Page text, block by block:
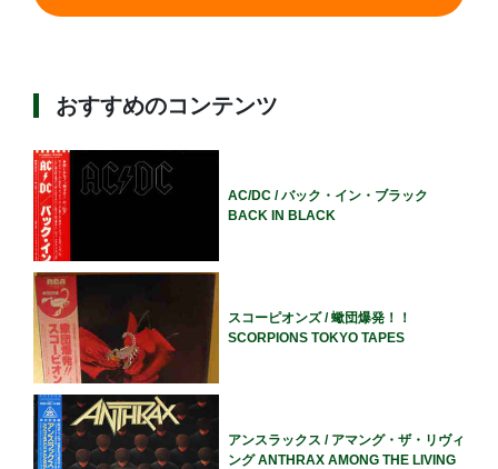
おすすめのコンテンツ
AC/DC / バック・イン・ブラック
BACK IN BLACK
スコーピオンズ / 蠍団爆発！！
SCORPIONS TOKYO TAPES
アンスラックス / アマング・ザ・リヴィ
ング ANTHRAX AMONG THE LIVING